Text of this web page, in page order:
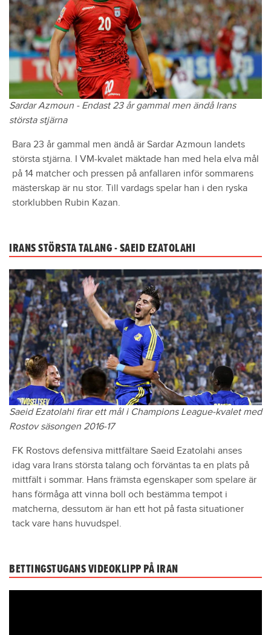
Sardar Azmoun - Endast 23 år gammal men ändå Irans
största stjärna
Bara 23 år gammal men ändå är Sardar Azmoun landets
största stjärna. I VM-kvalet mäktade han med hela elva mål
på 14 matcher och pressen på anfallaren inför sommarens
mästerskap är nu stor. Till vardags spelar han i den ryska
storklubben Rubin Kazan.
IRANS STÖRSTA TALANG - SAEID EZATOLAHI
Saeid Ezatolahi firar ett mål i Champions League-kvalet med
Rostov säsongen 2016-17
FK Rostovs defensiva mittfältare Saeid Ezatolahi anses
idag vara Irans största talang och förväntas ta en plats på
mittfält i sommar. Hans främsta egenskaper som spelare är
hans förmåga att vinna boll och bestämma tempot i
matcherna, dessutom är han ett hot på fasta situationer
tack vare hans huvudspel.
BETTINGSTUGANS VIDEOKLIPP PÅ IRAN